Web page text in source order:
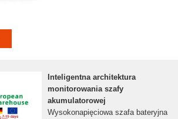
Inteligentna architektura
monitorowania szafy
akumulatorowej
Wysokonapięciowa szafa bateryjna